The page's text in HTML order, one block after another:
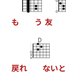
も う 友
戻れ
D
ないと